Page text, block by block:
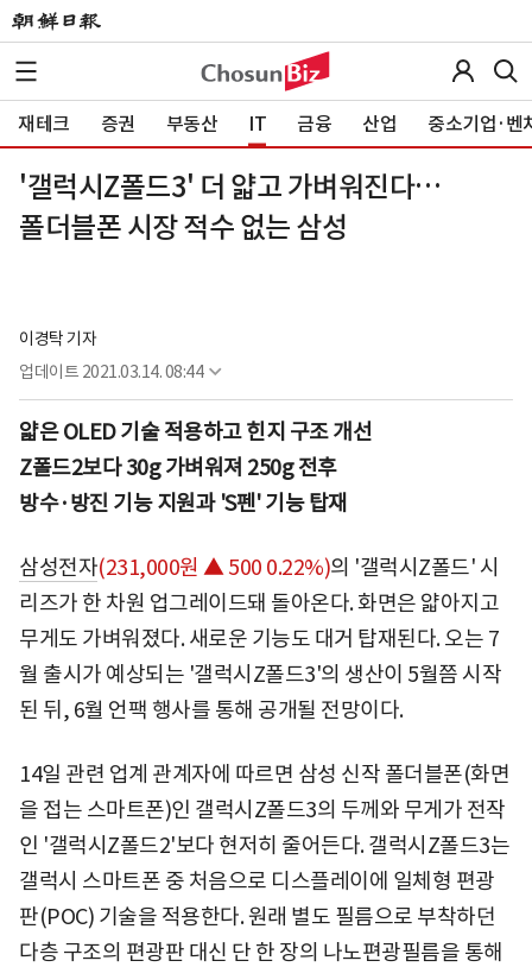
재테크 증권 부동산 IT 금융 산업 중소기업·벤
'갤럭시Z폴드3' 더 얇고 가벼워진다…
폴더블폰 시장 적수 없는 삼성
이경탁 기자
업데이트 2021.03.14. 08:44
얇은 OLED 기술 적용하고 힌지 구조 개선
Z폴드2보다 30g 가벼워져 250g 전후
방수·방진 기능 지원과 'S펜' 기능 탑재
삼성전자(231,000원 ▲ 500 0.22%)의 '갤럭시Z폴드' 시
리즈가 한 차원 업그레이드돼 돌아온다. 화면은 얇아지고
무게도 가벼워졌다. 새로운 기능도 대거 탑재된다. 오는 7
월 출시가 예상되는 '갤럭시Z폴드3'의 생산이 5월쯤 시작
된 뒤, 6월 언팩 행사를 통해 공개될 전망이다.
14일 관련 업계 관계자에 따르면 삼성 신작 폴더블폰(화면
을 접는 스마트폰)인 갤럭시Z폴드3의 두께와 무게가 전작
인 '갤럭시Z폴드2'보다 현저히 줄어든다. 갤럭시Z폴드3는
갤럭시 스마트폰 중 처음으로 디스플레이에 일체형 편광
판(POC) 기술을 적용한다. 원래 별도 필름으로 부착하던
다층 구조의 편광판 대신 단 한 장의 나노편광필름을 통해